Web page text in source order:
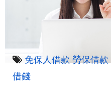
免保人借款 勞保借款
借錢